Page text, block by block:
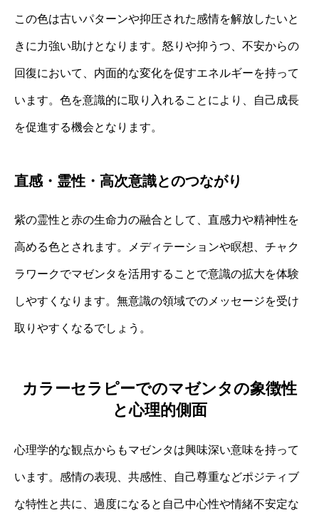
この色は古いパターンや抑圧された感情を解放したいと
きに力強い助けとなります。怒りや抑うつ、不安からの
回復において、内面的な変化を促すエネルギーを持って
います。色を意識的に取り入れることにより、自己成長
を促進する機会となります。
直感・霊性・高次意識とのつながり
紫の霊性と赤の生命力の融合として、直感力や精神性を
高める色とされます。メディテーションや瞑想、チャク
ラワークでマゼンタを活用することで意識の拡大を体験
しやすくなります。無意識の領域でのメッセージを受け
取りやすくなるでしょう。
カラーセラピーでのマゼンタの象徴性
と心理的側面
心理学的な観点からもマゼンタは興味深い意味を持って
います。感情の表現、共感性、自己尊重などポジティブ
な特性と共に、過度になると自己中心性や情緒不安定な